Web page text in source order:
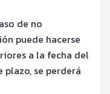
de no
puede hacerse
a la fecha del
plazo, se perderá